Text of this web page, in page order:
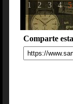
1 2 3 4 5
Comparte